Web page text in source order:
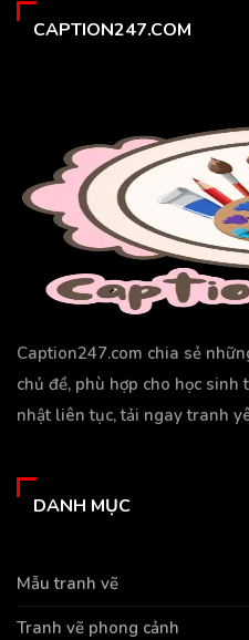
CAPTION247.COM
Caption247.com chia sẻ
chủ đề, phù hợp cho học sinh
nhật liên tục, tải ngay tranh
DANH MỤC
Mẫu tranh vẽ
Tranh vẽ phong cảnh